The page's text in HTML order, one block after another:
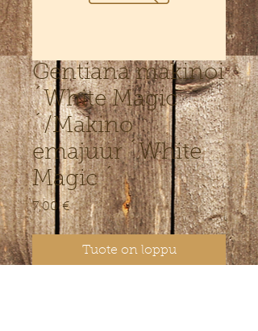
Gentiana makinoi
´White Magic
´/Makino
emajuur ´White
Magic ´
7,00 €Hinta
Tuote on loppu